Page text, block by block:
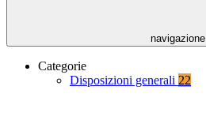
navigazione
Categorie
Disposizioni generali 22